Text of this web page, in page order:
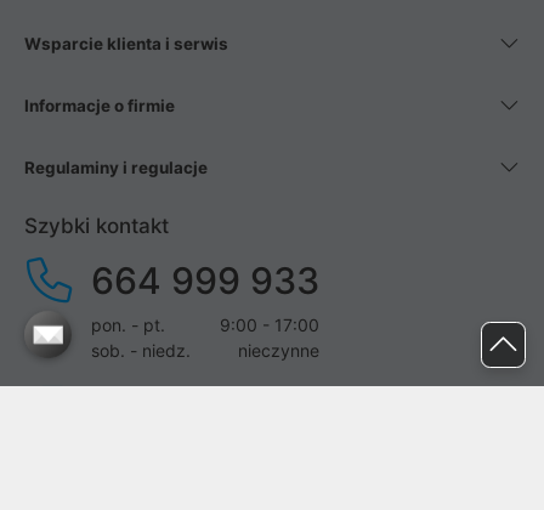
Wsparcie klienta i serwis
Informacje o firmie
Regulaminy i regulacje
Szybki kontakt
664 999 933
pon. - pt.
9:00 - 17:00
sob. - niedz.
nieczynne